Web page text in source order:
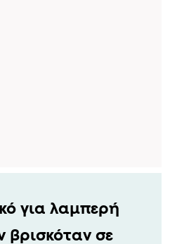
για λαμπερή
βρισκόταν σε